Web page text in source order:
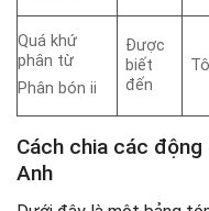
Quá khứ
phân từ
Phân bón ii
Được
biết
đến
Cách chia các
Anh